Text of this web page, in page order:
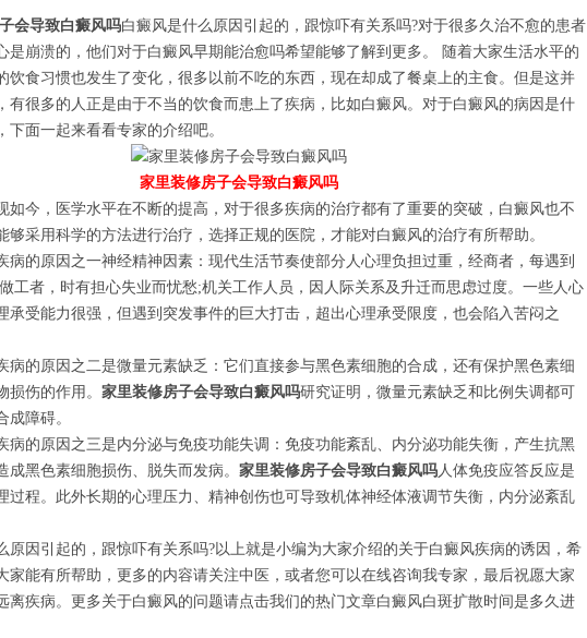
会导致白癜风吗白癜风是什么原因引起的，跟惊吓有关系吗?对于很多久治不愈的患者
是崩溃的，他们对于白癜风早期能治愈吗希望能够了解到更多。 随着大家生活水平的
饮食习惯也发生了变化，很多以前不吃的东西，现在却成了餐桌上的主食。但是这并
有很多的人正是由于不当的饮食而患上了疾病，比如白癜风。对于白癜风的病因是什
下面一起来看看专家的介绍吧。
家里装修房子会导致白癜风吗
今，医学水平在不断的提高，对于很多疾病的治疗都有了重要的突破，白癜风也不
够采用科学的方法进行治疗，选择正规的医院，才能对白癜风的治疗有所帮助。
的原因之一神经精神因素：现代生活节奏使部分人心理负担过重，经商者，每遇到
工者，时有担心失业而忧愁;机关工作人员，因人际关系及升迁而思虑过度。一些人心
承受能力很强，但遇到突发事件的巨大打击，超出心理承受限度，也会陷入苦闷之
的原因之二是微量元素缺乏：它们直接参与黑色素细胞的合成，还有保护黑色素细
损伤的作用。 家里装修房子会导致白癜风吗研究证明，微量元素缺乏和比例失调都可
成障碍。
的原因之三是内分泌与免疫功能失调：免疫功能紊乱、内分泌功能失衡，产生抗黑
成黑色素细胞损伤、脱失而发病。 家里装修房子会导致白癜风吗人体免疫应答反应是
过程。此外长期的心理压力、精神创伤也可导致机体神经体液调节失衡，内分泌紊乱
因引起的，跟惊吓有关系吗?以上就是小编为大家介绍的关于白癜风疾病的诱因，希
家能有所帮助，更多的内容请关注中医，或者您可以在线咨询我专家，最后祝愿大家
离疾病。更多关于白癜风的问题请点击我们的热门文章白癜风白斑扩散时间是多久进